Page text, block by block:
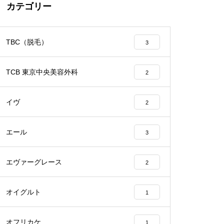
カテゴリー
TBC（脱毛） 3
TCB 東京中央美容外科 2
イヴ 2
エール 3
エヴァーグレース 2
オイグルト 1
オフリカケ 1